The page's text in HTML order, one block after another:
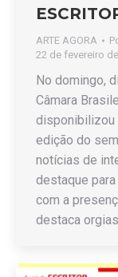
ARTE AGORA
22 de fevereiro
No domingo,
Câmara
disponibilizou
edição do
notícias de
destaque
com a
destaca